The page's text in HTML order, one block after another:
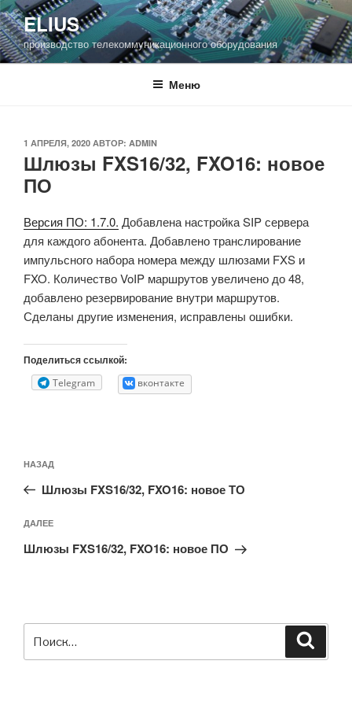
Перейти
к
содержимому
ELIUS
производство телекоммуникационного оборудования
Меню
ОПУБЛИКОВАНО
1 АПРЕЛЯ, 2020 АВТОР: ADMIN
Шлюзы FXS16/32, FXO16: новое
ПО
Версия ПО: 1.7.0. Добавлена настройка SIP сервера
для каждого абонента. Добавлено транслирование
импульсного набора номера между шлюзами FXS и
FXO. Количество VoIP маршрутов увеличено до 48,
добавлено резервирование внутри маршрутов.
Сделаны другие изменения, исправлены ошибки.
Поделиться ссылкой:
Telegram вконтакте
по
записям
Предыдущая
запись:
НАЗАД
Шлюзы FXS16/32, FXO16: новое ТО
Следующая
запись
ДАЛЕЕ
Шлюзы FXS16/32, FXO16: новое ПО